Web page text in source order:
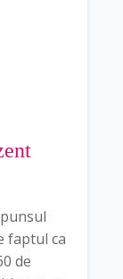
faptul ca
de